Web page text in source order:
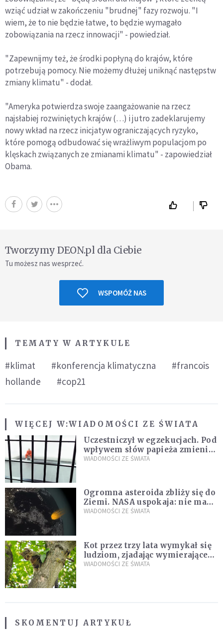
wziąć udział w zakończeniu "brudnej" fazy rozwoju. "I
wiem, że to nie będzie łatwe, to będzie wymagało
zobowiązania na rzecz innowacji" - powiedział.
"Zapewnijmy też, że środki popłyną do krajów, które
potrzebują pomocy. Nie możemy dłużej uniknąć następstw
zmiany klimatu" - dodał.
"Ameryka potwierdza swoje zaangażowanie na rzecz
najsłabiej rozwiniętych krajów (…) i jutro zadeklarujemy
nowy wkład na rzecz inicjatyw ograniczających ryzyko,
które pomogą odbudować się wrażliwym populacjom po
klęskach związanych ze zmianami klimatu" - zapowiedział
Obama.
Tworzymy DEON.pl dla Ciebie
Tu możesz nas wesprzeć.
WSPOMÓŻ NAS
TEMATY W ARTYKULE
#klimat #konferencja klimatyczna
#francois
hollande
#cop21
WIĘCEJ W:WIADOMOŚCI ZE ŚWIATA
Uczestniczył w egzekucjach. Pod
wpływem słów papieża zmienił
zdanie
WIADOMOŚCI ZE ŚWIATA
Ogromna asteroida zbliży się do
Ziemi. NASA uspokaja: nie ma
zagrożenia
WIADOMOŚCI ZE ŚWIATA
Kot przez trzy lata wymykał się
ludziom, zjadając wymierające
kaczki. W końcu popełnił
WIADOMOŚCI ZE ŚWIATA
SKOMENTUJ ARTYKUŁ